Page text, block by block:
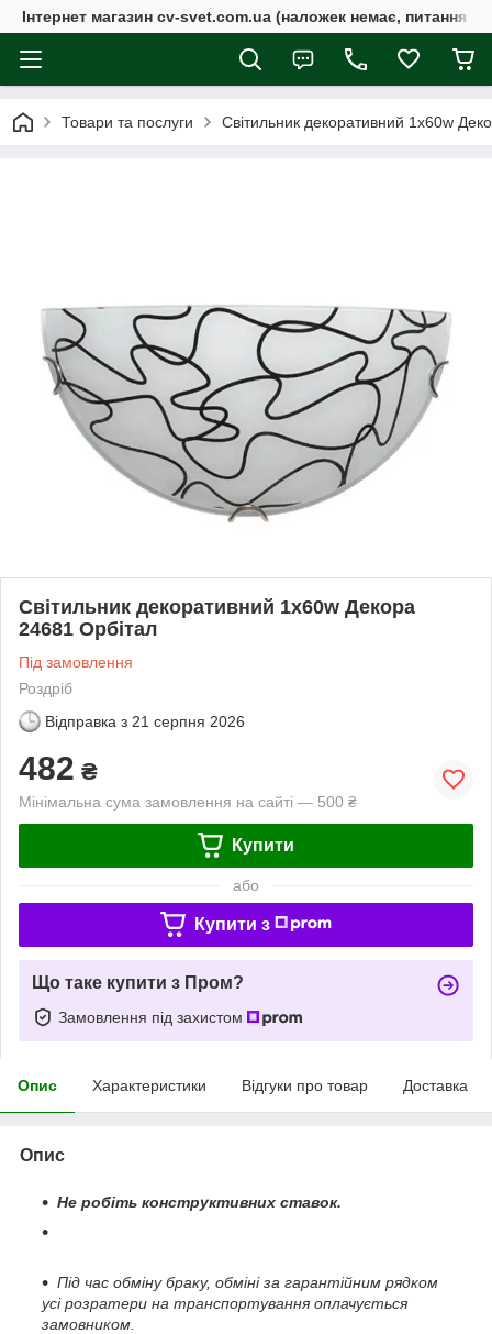
Інтернет магазин cv-svet.com.ua (наложек немає, питання у
Товари та послуги Світильник декоративний 1х60w
Світильник декоративний 1х60w Декора
24681 Орбітал
Під замовлення
Роздріб
Відправка з 21 серпня 2026
482 ₴
Мінімальна сума замовлення на сайті — 500 ₴
Купити
або
Купити з
Що таке купити з Пром?
Замовлення під захистом
Опис Характеристики Відгуки про товар Доставка
Опис
Не робіть конструктивних ставок.
Під час обміну браку, обміні за гарантійним рядком
усі розратери на транспортування оплачується
замовником.